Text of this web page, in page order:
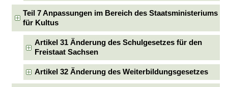
Teil 7 Anpassungen im Bereich des Staatsministeriums
für Kultus
Artikel 31 Änderung des Schulgesetzes für den
Freistaat Sachsen
Artikel 32 Änderung des Weiterbildungsgesetzes